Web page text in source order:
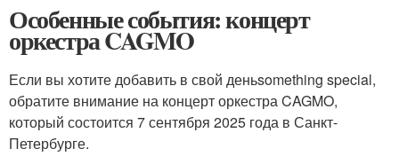
Особенные события: концерт
оркестра CAGMO
Если вы хотите добавить в свой деньsomething special,
обратите внимание на концерт оркестра CAGMO,
который состоится 7 сентября 2025 года в Санкт-
Петербурге.